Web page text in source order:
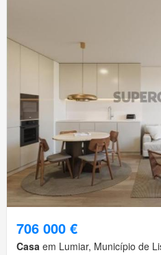
706 000 €
Casa em Lumiar, Município de